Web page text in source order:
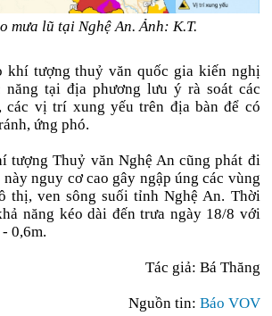
mưa lũ tại Nghệ An. Ảnh: K.T.
khí tượng thuỷ văn quốc gia kiến nghị
năng tại địa phương lưu ý rà soát các
các vị trí xung yếu trên địa bàn để có
ứng phó.
tượng Thuỷ văn Nghệ An cũng phát đi
này nguy cơ cao gây ngập úng các vùng
thị, ven sông suối tỉnh Nghệ An. Thời
năng kéo dài đến trưa ngày 18/8 với
0,6m.
Tác giả: Bá Thăng
Nguồn tin: Báo VOV